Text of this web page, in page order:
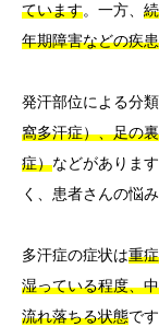
ています。一方、
年期障害などの疾
発汗部位による分類
窩多汗症）、足の
症）などがありま
く、患者さんの悩
多汗症の症状は重
湿っている程度、
流れ落ちる状態で